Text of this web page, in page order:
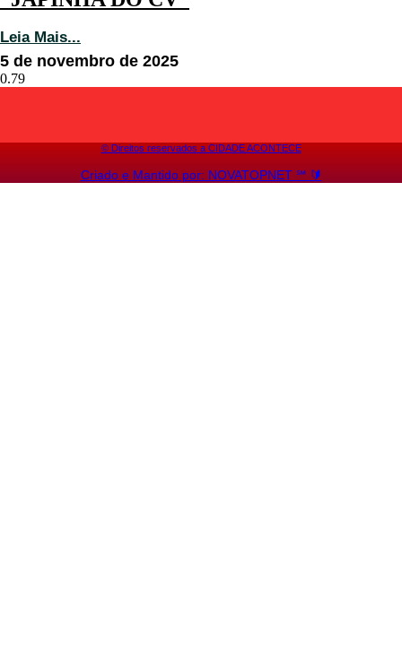
Leia Mais...
5 de novembro de 2025
©️ Direitos reservados a CIDADE ACONTECE
Criado e Mantido por: NOVATOPNET ℠ 🔰